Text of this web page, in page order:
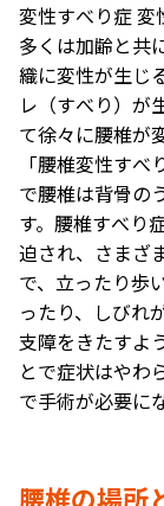
変性すべり症 変
多くは加齢と共
織に変性が生じ
レ（すべり）が
て徐々に腰椎が
「腰椎変性す
で腰椎は背骨の
す。腰椎すべり
迫され、さまざ
で、立ったり歩
ったり、しびれ
支障をきたすよ
とで症状はやわ
で手術が必要に
腰椎の場所